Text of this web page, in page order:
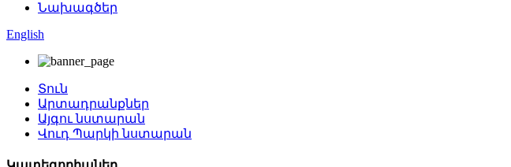
Նախագծեր
English
Տուն
Արտադրանքներ
Այգու նստարան
Վուդ Պարկի նստարան